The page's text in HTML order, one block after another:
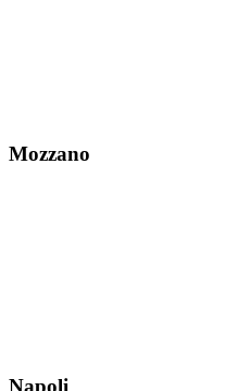
Mozzano
Napoli